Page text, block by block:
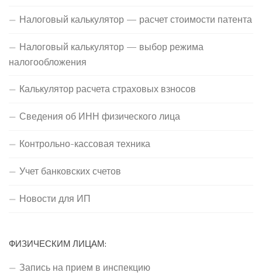
Налоговый калькулятор — расчет стоимости патента
Налоговый калькулятор — выбор режима
налогообложения
Калькулятор расчета страховых взносов
Сведения об ИНН физического лица
Контрольно-кассовая техника
Учет банковских счетов
Новости для ИП
ФИЗИЧЕСКИМ ЛИЦАМ:
Запись на прием в инспекцию